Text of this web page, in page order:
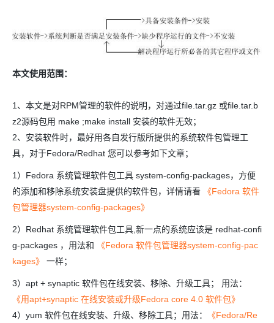
本文使用范围：
1、本文是对RPM管理的软件的说明，对通过file.tar.gz 或file.tar.b
z2源码包用 make ;make install 安装的软件无效；
2、安装软件时，最好用各自发行版所提供的系统软件包管理工
具，对于Fedora/Redhat 您可以参考如下文章；
1）Fedora 系统管理软件包工具 system-config-packages，方便
的添加和移除系统安装盘提供的软件包，详情请看 《Fedora 软件
包管理器system-config-packages》
2）Redhat 系统管理软件包工具,新一点的系统应该是 redhat-confi
g-packages ，用法和 《Fedora 软件包管理器system-config-pac
kages》
一样；
3）apt + synaptic 软件包在线安装、移除、升级工具； 用法：
《用apt+synaptic 在线安装或升级Fedora core 4.0 软件包》
4）yum 软件包在线安装、升级、移除工具；用法：
《Fedora/Re